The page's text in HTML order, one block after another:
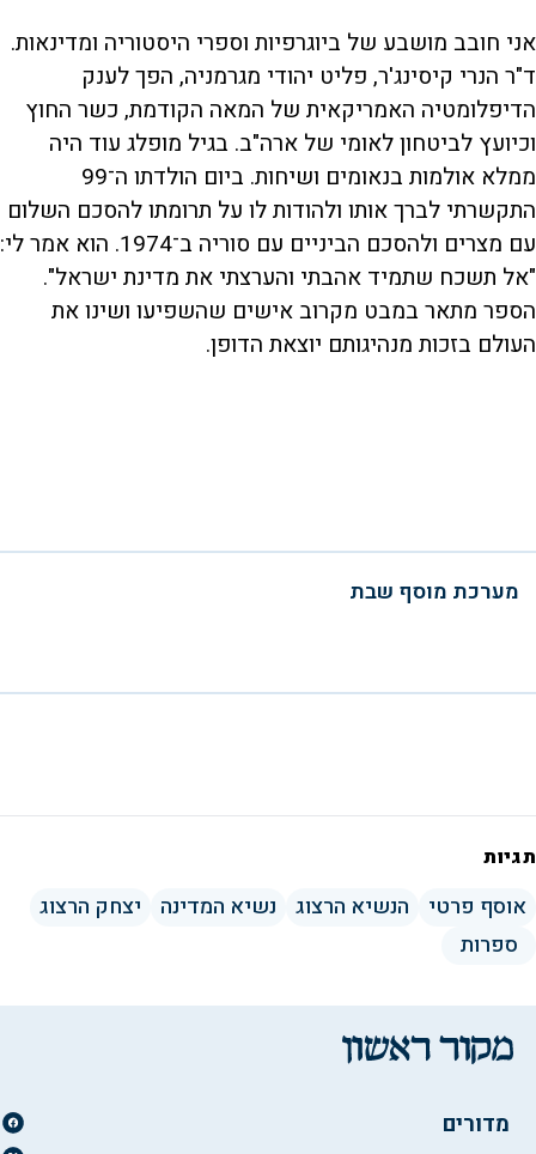
אני חובב מושבע של ביוגרפיות וספרי היסטוריה ומדינאות.
ד"ר הנרי קיסינג'ר, פליט יהודי מגרמניה, הפך לענק
הדיפלומטיה האמריקאית של המאה הקודמת, כשר החוץ
וכיועץ לביטחון לאומי של ארה"ב. בגיל מופלג עוד היה
ממלא אולמות בנאומים ושיחות. ביום הולדתו ה־99
התקשרתי לברך אותו ולהודות לו על תרומתו להסכם השלום
עם מצרים ולהסכם הביניים עם סוריה ב־1974. הוא אמר לי:
"אל תשכח שתמיד אהבתי והערצתי את מדינת ישראל".
הספר מתאר במבט מקרוב אישים שהשפיעו ושינו את
העולם בזכות מנהיגותם יוצאת הדופן.
מערכת מוסף שבת
תגיות
אוסף פרטי הנשיא הרצוג נשיא המדינה
יצחק הרצוג
ספרות
מדורים